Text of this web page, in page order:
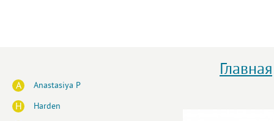
A Anastasiya P
H Harden
Главная